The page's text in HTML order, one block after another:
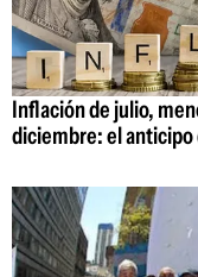
Inflación de julio,
diciembre: el anticipo